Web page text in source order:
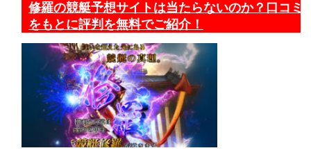
修羅の競艇予想サイトは当たらないのか？口コミ
をもとに評判を無料でご紹介！